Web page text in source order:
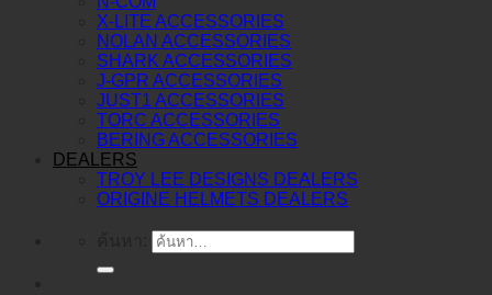
X-LITE ACCESSORIES
NOLAN ACCESSORIES
SHARK ACCESSORIES
J-GPR ACCESSORIES
JUST1 ACCESSORIES
TORC ACCESSORIES
BERING ACCESSORIES
DEALERS
TROY LEE DESIGNS DEALERS
ORIGINE HELMETS DEALERS